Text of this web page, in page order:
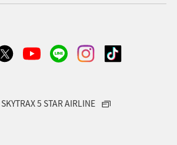
SKYTRAX 5 STAR AIRLINE